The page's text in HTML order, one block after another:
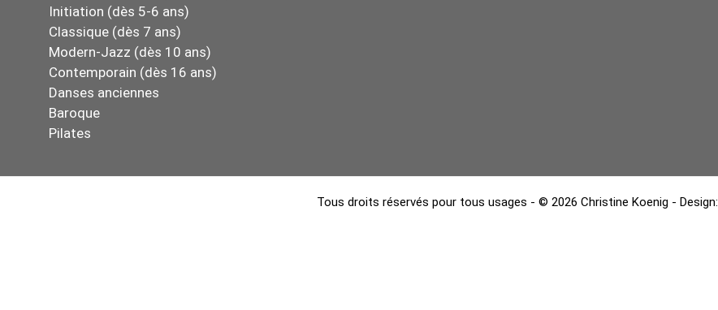
Initiation (dès 5-6 ans)
Classique (dès 7 ans)
Modern-Jazz (dès 10 ans)
Contemporain (dès 16 ans)
Danses anciennes
Baroque
Pilates
Tous droits réservés pour tous usages - © 2026 Christine Koenig - Design: